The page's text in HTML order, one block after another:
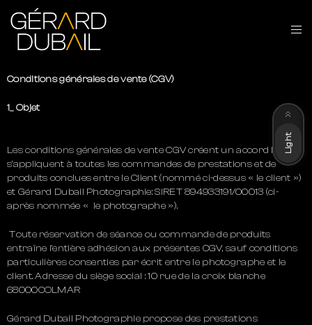
Conditions générales de vente (CGV)
1_ Objet
Les conditions générales de vente CGV créent un accord légal et
s’appliquent à toutes les commandes de prestations et de
produits conclues entre le Client (nommé ci-dessus « le client »)
et Gérard Dubail Photographie: SIRET 894933191/00013 (ci-
après nommée « le photographe »).
Toute réservation de séance ou commande de produits
entraîne l’entière adhésion aux présentes CGV, sauf conditions
particulières consenties par écrit entre le photographe et le
client. Adresse du siège social : 10 rue de la croix blanche
68000COLMAR
Gérard Dubail Photographie propose des prestations
Light
Dark